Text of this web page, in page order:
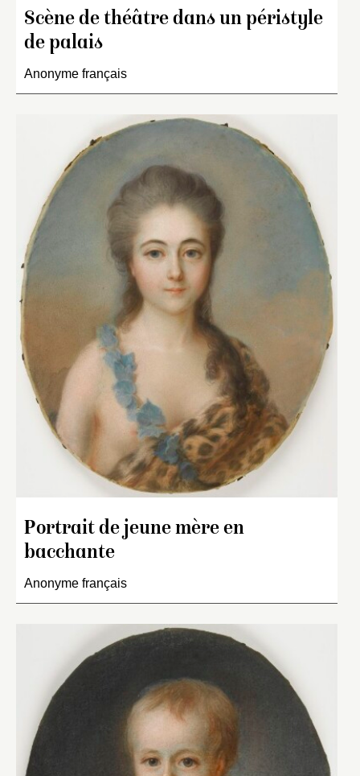
Scène de théâtre dans un péristyle
de palais
Anonyme français
Portrait de jeune mère en
bacchante
Anonyme français